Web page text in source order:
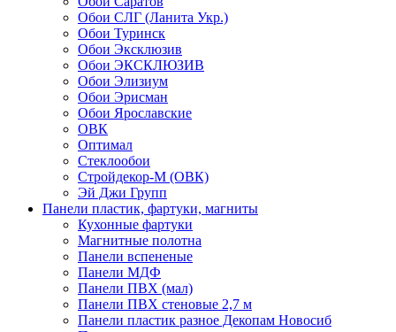
Обои СЛГ (Ланита Укр.)
Обои Туринск
Обои Эксклюзив
Обои ЭКСКЛЮЗИВ
Обои Элизиум
Обои Эрисман
Обои Ярославские
ОВК
Оптимал
Стеклообои
Стройдекор-М (ОВК)
Эй Джи Групп
Панели пластик, фартуки, магниты
Кухонные фартуки
Магнитные полотна
Панели вспененые
Панели МДФ
Панели ПВХ (мал)
Панели ПВХ стеновые 2,7 м
Панели пластик разное Декопам Новосиб